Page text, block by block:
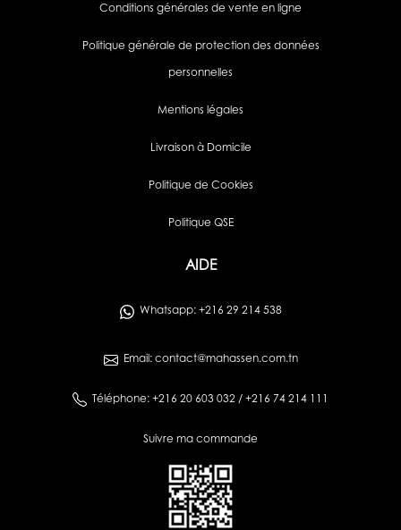
Conditions générales de vente en ligne
Politique générale de protection des données
personnelles
Mentions légales
Livraison à Domicile
Politique de Cookies
Politique QSE
AIDE
Whatsapp: +216 29 214 538
Email: contact@mahassen.com.tn
Téléphone: +216 20 603 032 / +216 74 214 111
Suivre ma commande